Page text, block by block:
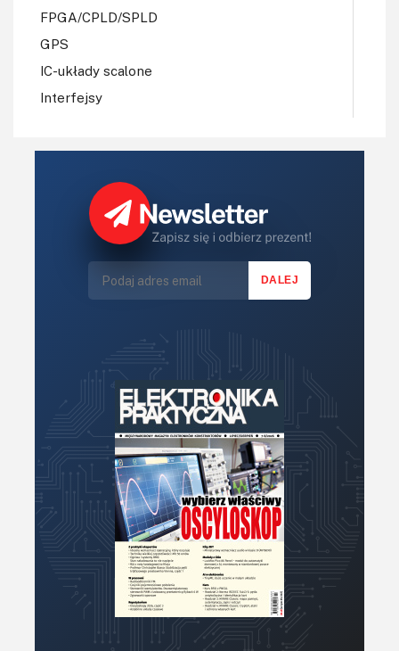
FPGA/CPLD/SPLD
GPS
IC-układy scalone
Interfejsy
Koła Naukowe
LED/LCD/OLED
Mechatronika
Optoelektronika
PCB/Montaż
Podstawy elektroniki
Podzespoły bierne
Półprzewodniki
Pomiary i testy
Projektowanie